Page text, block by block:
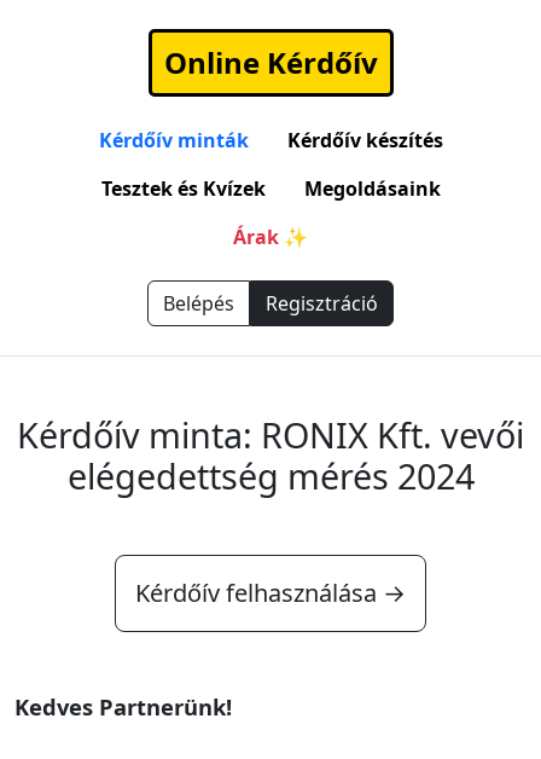
Online Kérdőív
Kérdőív minták
Kérdőív készítés
Tesztek és Kvízek
Megoldásaink
Árak ✨
Belépés Regisztráció
Kérdőív minta: RONIX Kft. vevői
elégedettség mérés 2024
Kérdőív felhasználása →
Kedves Partnerünk!